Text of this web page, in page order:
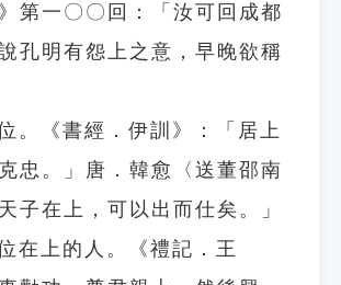
第一〇〇回：「汝可回成都
孔明有怨上之意，早晚欲稱
。《書經．伊訓》：「居上
忠。」唐．韓愈〈送董邵南
子在上，可以出而仕矣。」
在上的人。《禮記．王